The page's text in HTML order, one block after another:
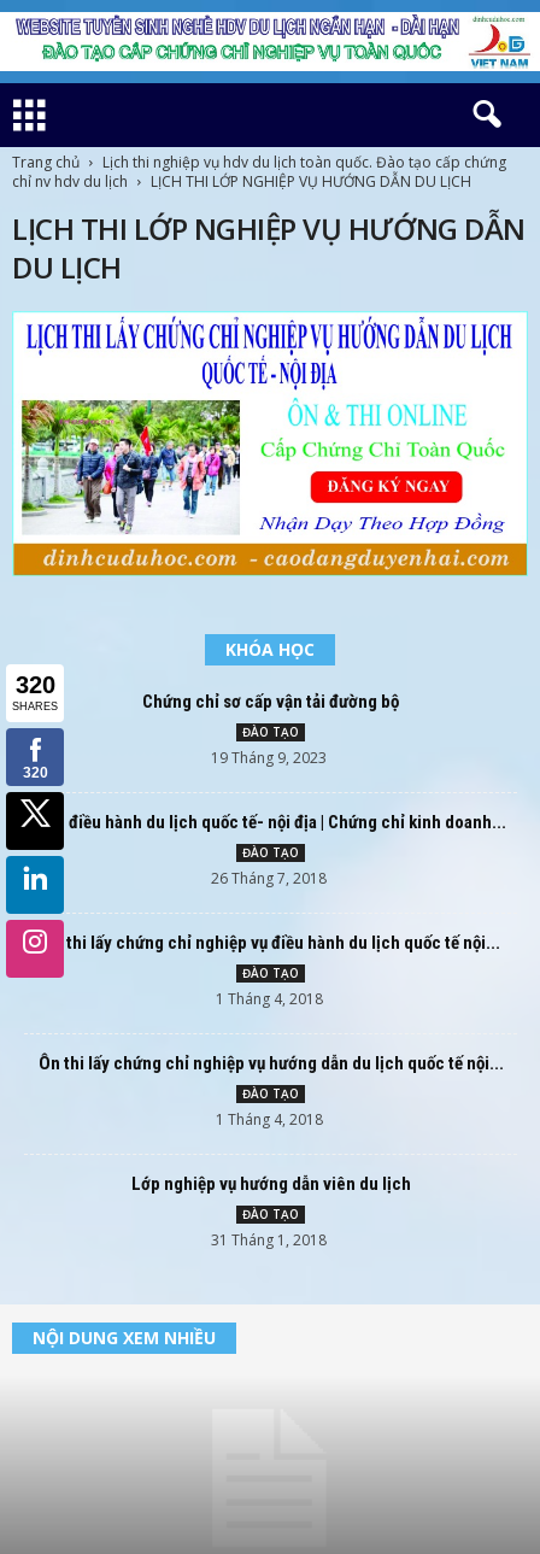
Trang chủ
Lịch thi nghiệp vụ hdv du lịch toàn quốc. Đào tạo cấp chứng
chỉ nv hdv du lịch
LỊCH THI LỚP NGHIỆP VỤ HƯỚNG DẪN DU LỊCH
LỊCH THI LỚP NGHIỆP VỤ HƯỚNG DẪN
DU LỊCH
KHÓA HỌC
Chứng chỉ sơ cấp vận tải đường bộ
ĐÀO TẠO
19 Tháng 9, 2023
Học điều hành du lịch quốc tế- nội địa | Chứng chỉ kinh doanh...
ĐÀO TẠO
26 Tháng 7, 2018
Ôn thi lấy chứng chỉ nghiệp vụ điều hành du lịch quốc tế nội...
ĐÀO TẠO
1 Tháng 4, 2018
Ôn thi lấy chứng chỉ nghiệp vụ hướng dẫn du lịch quốc tế nội...
ĐÀO TẠO
1 Tháng 4, 2018
Lớp nghiệp vụ hướng dẫn viên du lịch
ĐÀO TẠO
31 Tháng 1, 2018
NỘI DUNG XEM NHIỀU